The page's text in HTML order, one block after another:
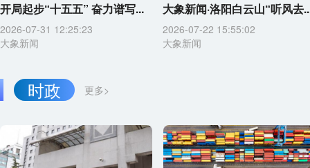
开局起步“十五五” 奋力谱写...
2026-07-31 12:25:23
大象新闻
大象新闻·洛阳白云山“听风去
2026-07-22 15:55:02
大象新闻
更多>
时政